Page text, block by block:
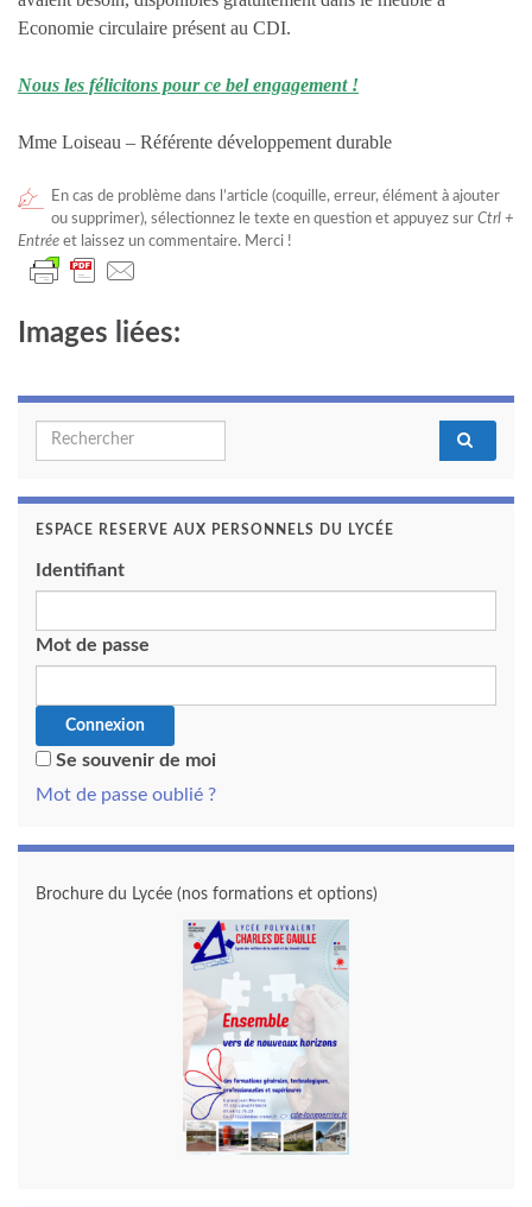
Economie circulaire présent au CDI.
Nous les félicitons pour ce bel engagement !
Mme Loiseau – Référente développement durable
En cas de problème dans l’article (coquille, erreur, élément à ajouter
ou supprimer), sélectionnez le texte en question et appuyez sur Ctrl +
Entrée et laissez un commentaire. Merci !
Images liées:
Search for:
ESPACE RESERVE AUX PERSONNELS DU LYCÉE
Identifiant
Mot de passe
Se souvenir de moi
Mot de passe oublié ?
Brochure du Lycée (nos formations et options)